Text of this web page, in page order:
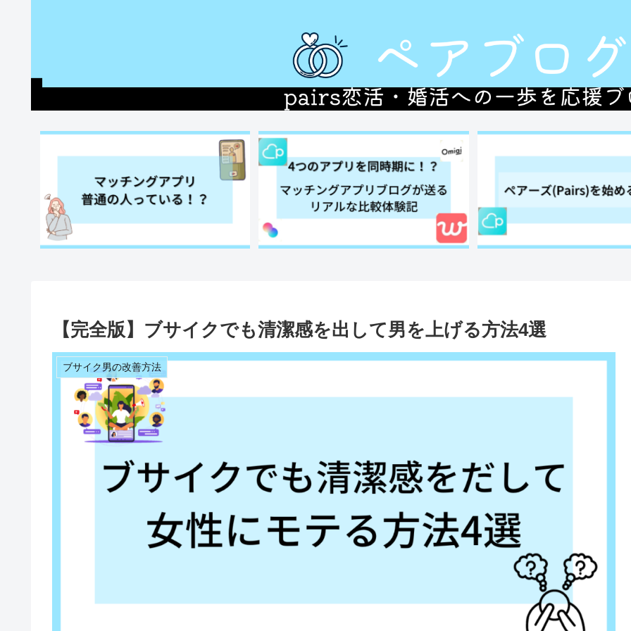
【完全版】ブサイクでも清潔感を出して男を上げる方法4選
ブサイク男の改善方法